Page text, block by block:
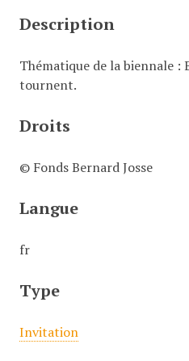
Description
Thématique de la biennale
tournent.
Droits
© Fonds Bernard Josse
Langue
fr
Type
Invitation